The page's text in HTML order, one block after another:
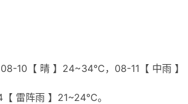
10【 晴 】24~34℃，08-11【 中雨 】
雷阵雨 】21~24℃。